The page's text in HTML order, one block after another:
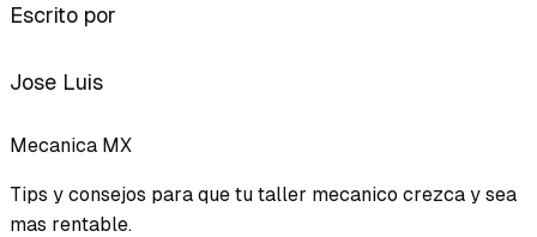
Escrito por
Jose Luis
Mecanica MX
Tips y consejos para que tu taller mecanico crezca y sea
mas rentable.